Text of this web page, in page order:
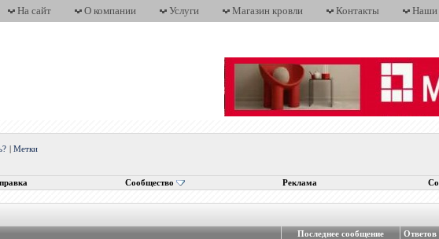
На сайт О компании Услуги Магазин кровли Контакты Наши
|Метки
Сообщество Реклама
Последнее сообщение Ответов